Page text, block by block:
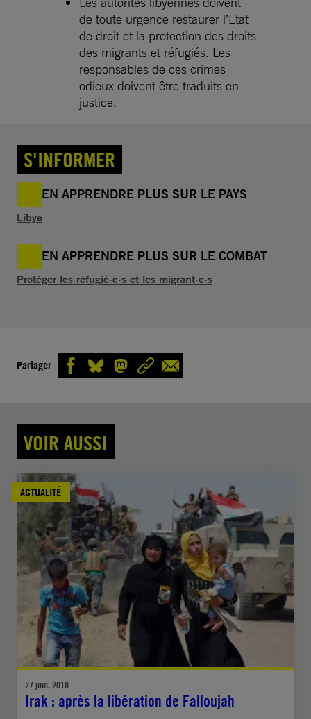
de toute urgence restaurer l’Etat
de droit et la protection des droits
des migrants et réfugiés. Les
responsables de ces crimes
odieux doivent être traduits en
justice.
S'INFORMER
EN APPRENDRE PLUS SUR LE PAYS
Libye
EN APPRENDRE PLUS SUR LE COMBAT
Protéger les réfugié·e·s et les migrant·e·s
Partager
VOIR AUSSI
ACTUALITÉ
27 juin, 2016
Irak : après la libération de Falloujah